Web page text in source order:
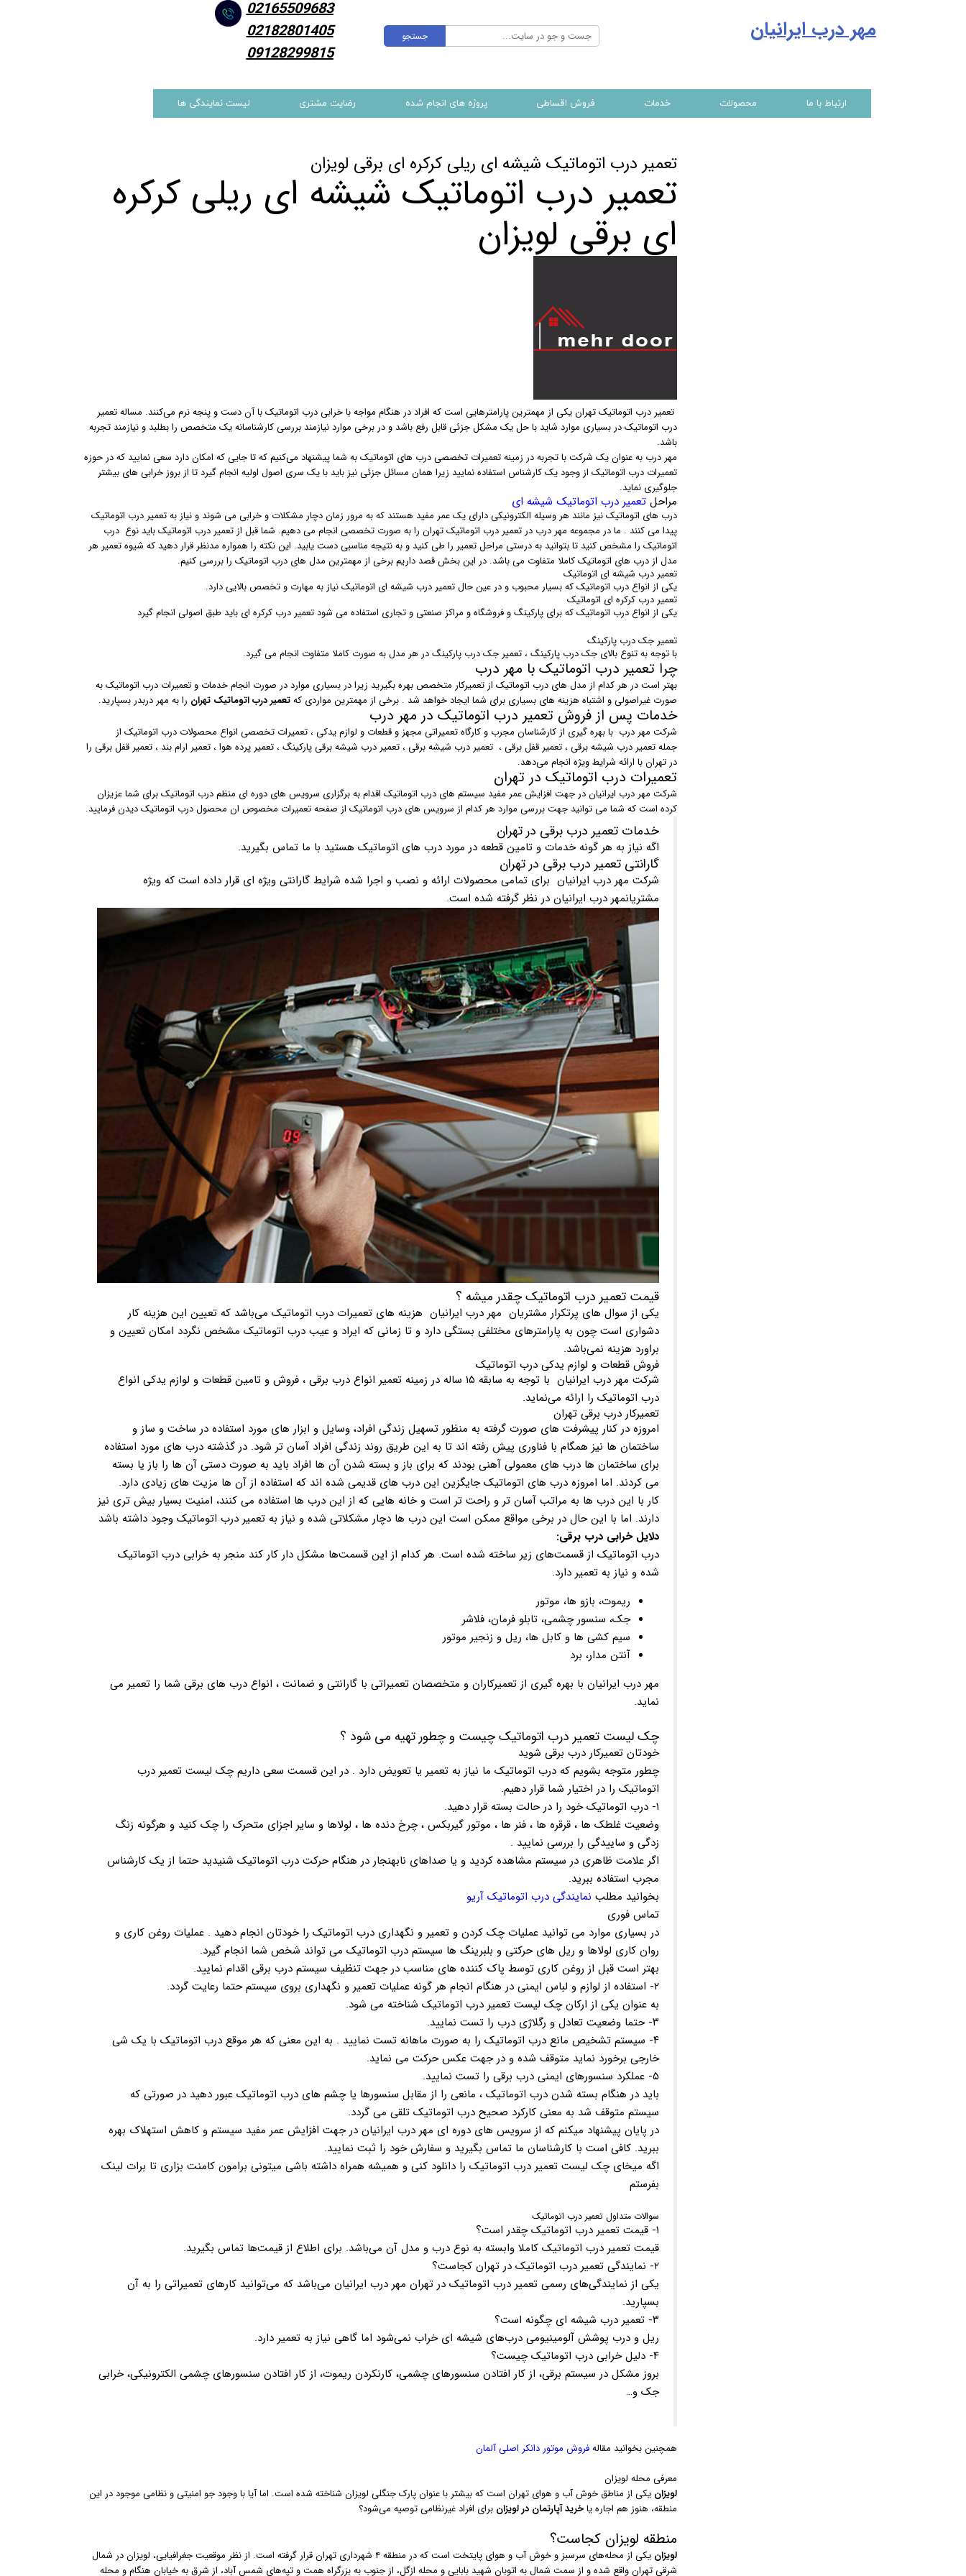
ارتباط با ما محصولات خدمات فروش اقساطی پروژه های انجام شده رضایت مشتری لیست نمایندگی ها
جستجو مهر درب ایرانیان
02165509683
02182801405
09128299815
تعمیر درب اتوماتیک شیشه ای ریلی کرکره ای برقی لویزان
تعمیر درب اتوماتیک شیشه ای ریلی کرکره
ای برقی لویزان
تعمیر درب اتوماتیک تهران یکی از مهمترین پارامترهایی است که افراد در هنگام مواجه با خرابی درب اتوماتیک با آن دست و پنجه نرم می‌کنند. مساله تعمیر
درب اتوماتیک در بسیاری موارد شاید با حل یک مشکل جزئی قابل رفع باشد و در برخی موارد نیازمند بررسی کارشناسانه یک متخصص را بطلبد و نیازمند تجربه
باشد.
مهر درب به عنوان یک شرکت با تجربه در زمینه تعمیرات تخصصی درب های اتوماتیک به شما پیشنهاد می‌کنیم که تا جایی که امکان دارد سعی نمایید که در حوزه
تعمیرات درب اتوماتیک از وجود یک کارشناس استفاده نمایید زیرا همان مسائل جزئی نیز باید با یک سری اصول اولیه انجام گیرد تا از بروز خرابی های بیشتر
جلوگیری نماید.
مراحلتعمیر درب اتوماتیک شیشه ای
درب های اتوماتیک نیز مانند هر وسیله الکترونیکی دارای یک عمر مفید هستند که به مرور زمان دچار مشکلات و خرابی می شوند و نیاز به تعمیر درب اتوماتیک
پیدا می کنند . ما در مجموعه مهر درب در تعمیر درب اتوماتیک تهران را به صورت تخصصی انجام می دهیم. شما قبل از تعمیر درب اتوماتیک باید نوع درب
اتوماتیک را مشخص کنید تا بتوانید به درستی مراحل تعمیر را طی کنید و به نتیجه مناسبی دست یابید. این نکته را همواره مدنظر قرار دهید که شیوه تعمیر هر
مدل از درب های اتوماتیک کاملا متفاوت می باشد. در این بخش قصد داریم برخی از مهمترین مدل های درب اتوماتیک را بررسی کنیم.
تعمیر درب شیشه ای اتوماتیک
یکی از انواع درب اتوماتیک که بسیار محبوب و در عین حال تعمیر درب شیشه ای اتوماتیک نیاز به مهارت و تخصص بالایی دارد.
تعمیر درب کرکره ای اتوماتیک
یکی از انواع درب اتوماتیک که برای پارکینگ و فروشگاه و مراکز صنعتی و تجاری استفاده می شود تعمیر درب کرکره ای باید طبق اصولی انجام گیرد
تعمیر جک درب پارکینگ
با توجه به تنوع بالای جک درب پارکینگ ، تعمیر جک درب پارکینگ در هر مدل به صورت کاملا متفاوت انجام می گیرد.
چرا تعمیر درب اتوماتیک با مهر درب
بهتر است در هر کدام از مدل های درب اتوماتیک از تعمیرکار متخصص بهره بگیرید زیرا در بسیاری موارد در صورت انجام خدمات و تعمیرات درب اتوماتیک به
صورت غیراصولی و اشتباه هزینه های بسیاری برای شما ایجاد خواهد شد . برخی از مهمترین مواردی کهتعمیر درب اتوماتیک تهران را به مهر دربدر بسپارید.
خدمات پس از فروش تعمیر درب اتوماتیک در مهر درب
شرکت مهر درب با بهره گیری از کارشناسان مجرب و کارگاه تعمیراتی مجهز و قطعات و لوازم یدکی ، تعمیرات تخصصی انواع محصولات درب اتوماتیک از
جمله تعمیر درب شیشه برقی ، تعمیر قفل برقی ، تعمیر درب شیشه برقی ، تعمیر درب شیشه برقی پارکینگ ، تعمیر پرده هوا ، تعمیر ارام بند ، تعمیر قفل برقی را
در تهران با ارائه شرایط ویژه انجام می‌دهد.
تعمیرات درب اتوماتیک در تهران
شرکت مهر درب ایرانیان در جهت افزایش عمر مفید سیستم های درب اتوماتیک اقدام به برگزاری سرویس های دوره ای منظم درب اتوماتیک برای شما عزیزان
کرده است که شما می توانید جهت بررسی موارد هر کدام از سرویس های درب اتوماتیک از صفحه تعمیرات مخصوص ان محصول درب اتوماتیک دیدن فرمایید.
خدمات تعمیر درب برقی در تهران
اگه نیاز به هر گونه خدمات و تامین قطعه در مورد درب های اتوماتیک هستید با ما تماس بگیرید.
گارانتی تعمیر درب برقی در تهران
شرکت مهر درب ایرانیان برای تمامی محصولات ارائه و نصب و اجرا شده شرایط گارانتی ویژه ای قرار داده است که ویژه
مشتریانمهر درب ایرانیان در نظر گرفته شده است.
قیمت تعمیر درب اتوماتیک چقدر میشه ؟
یکی از سوال های پرتکرار مشتریان مهر درب ایرانیان هزینه های تعمیرات درب اتوماتیک می‌باشد که تعیین این هزینه کار
دشواری است چون به پارامترهای مختلفی بستگی دارد و تا زمانی که ایراد و عیب درب اتوماتیک مشخص نگردد امکان تعیین و
براورد هزینه نمی‌باشد.
فروش قطعات و لوازم یدکی درب اتوماتیک
شرکت مهر درب ایرانیان با توجه به سابقه ۱۵ ساله در زمینه تعمیر انواع درب برقی ، فروش و تامین قطعات و لوازم یدکی انواع
درب اتوماتیک را ارائه می‌نماید.
تعمیرکار درب برقی تهران
امروزه در کنار پیشرفت های صورت گرفته به منظور تسهیل زندگی افراد، وسایل و ابزار های مورد استفاده در ساخت و ساز و
ساختمان ها نیز همگام با فناوری پیش رفته اند تا به این طریق روند زندگی افراد آسان تر شود. در گذشته درب های مورد استفاده
برای ساختمان ها درب های معمولی آهنی بودند که برای باز و بسته شدن آن ها افراد باید به صورت دستی آن ها را باز یا بسته
می کردند. اما امروزه درب های اتوماتیک جایگزین این درب های قدیمی شده اند که استفاده از آن ها مزیت های زیادی دارد.
کار با این درب ها به مراتب آسان تر و راحت تر است و خانه هایی که از این درب ها استفاده می کنند، امنیت بسیار بیش تری نیز
دارند. اما با این حال در برخی مواقع ممکن است این درب ها دچار مشکلاتی شده و نیاز به تعمیر درب اتوماتیک وجود داشته باشد
دلایل خرابی درب برقی:
درب اتوماتیک از قسمت‌های زیر ساخته شده است. هر کدام از این قسمت‌ها مشکل دار کار کند منجر به خرابی درب اتوماتیک
شده و نیاز به تعمیر دارد.
ریموت، بازو ها، موتور
جک، سنسور چشمی، تابلو فرمان، فلاشر
سیم کشی ها و کابل ها، ریل و زنجیر موتور
آنتن مدار، برد
مهر درب ایرانیان با بهره گیری از تعمیرکاران و متخصصان تعمیراتی با گارانتی و ضمانت ، انواع درب های برقی شما را تعمیر می
نماید.
چک لیست تعمیر درب اتوماتیک چیست و چطور تهیه می شود ؟
خودتان تعمیرکار درب برقی شوید
چطور متوجه بشویم که درب اتوماتیک ما نیاز به تعمیر یا تعویض دارد . در این قسمت سعی داریم چک لیست تعمیر درب
اتوماتیک را در اختیار شما قرار دهیم.
۱- درب اتوماتیک خود را در حالت بسته قرار دهید.
وضعیت غلطک ها ، قرقره ها ، فنر ها ، موتور گیربکس ، چرخ دنده ها ، لولاها و سایر اجزای متحرک را چک کنید و هرگونه زنگ
زدگی و ساییدگی را بررسی نمایید .
اگر علامت ظاهری در سیستم مشاهده کردید و یا صداهای نابهنجار در هنگام حرکت درب اتوماتیک شنیدید حتما از یک کارشناس
مجرب استفاده ببرید.
بخوانید مطلب نمایندگی درب اتوماتیک آریو
تماس فوری
در بسیاری موارد می توانید عملیات چک کردن و تعمیر و نگهداری درب اتوماتیک را خودتان انجام دهید . عملیات روغن کاری و
روان کاری لولاها و ریل های حرکتی و بلبرینگ ها سیستم درب اتوماتیک می تواند شخص شما انجام گیرد.
بهتر است قبل از روغن کاری توسط پاک کننده های مناسب در جهت تنظیف سیستم درب برقی اقدام نمایید.
۲- استفاده از لوازم و لباس ایمنی در هنگام انجام هر گونه عملیات تعمیر و نگهداری بروی سیستم حتما رعایت گردد.
به عنوان یکی از ارکان چک لیست تعمیر درب اتوماتیک شناخته می شود.
۳- حتما وضعیت تعادل و رگلاژی درب را تست نمایید.
۴- سیستم تشخیص مانع درب اتوماتیک را به صورت ماهانه تست نمایید . به این معنی که هر موقع درب اتوماتیک با یک شی
خارجی برخورد نماید متوقف شده و در جهت عکس حرکت می نماید.
۵- عملکرد سنسورهای ایمنی درب برقی را تست نمایید.
باید در هنگام بسته شدن درب اتوماتیک ، مانعی را از مقابل سنسورها یا چشم های درب اتوماتیک عبور دهید در صورتی که
سیستم متوقف شد به معنی کارکرد صحیح درب اتوماتیک تلقی می گردد.
در پایان پیشنهاد میکنم که از سرویس های دوره ای مهر درب ایرانیان در جهت افزایش عمر مفید سیستم و کاهش استهلاک بهره
ببرید. کافی است با کارشناسان ما تماس بگیرید و سفارش خود را ثبت نمایید.
اگه میخای چک لیست تعمیر درب اتوماتیک را دانلود کنی و همیشه همراه داشته باشی میتونی برامون کامنت بزاری تا برات لینک
بفرستم
سوالات متداول تعمیر درب اتوماتیک
۱- قیمت تعمیر درب اتوماتیک چقدر است؟
قیمت تعمیر درب اتوماتیک کاملا وابسته به نوع درب و مدل آن می‌باشد. برای اطلاع از قیمت‌ها تماس بگیرید.
۲- نمایندگی تعمیر درب اتوماتیک در تهران کجاست؟
یکی از نمایندگی‌های رسمی تعمیر درب اتوماتیک در تهران مهر درب ایرانیان می‌باشد که می‌توانید کارهای تعمیراتی را به آن
بسپارید.
۳- تعمیر درب شیشه ای چگونه است؟
ریل و درب پوشش آلومینیومی درب‌های شیشه ای خراب نمی‌شود اما گاهی نیاز به تعمیر دارد.
۴- دلیل خرابی درب اتوماتیک چیست؟
بروز مشکل در سیستم برقی، از کار افتادن سنسورهای چشمی، کارنکردن ریموت، از کار افتادن سنسورهای چشمی الکترونیکی، خرابی
جک و…
همچنین بخوانید مقالهفروش موتور دانکر اصلی آلمان
معرفی محله لویزان
لویزان یکی از مناطق خوش آب و هوای تهران است که بیشتر با عنوان پارک جنگلی لویزان شناخته شده است. اما آیا با وجود جو امنیتی و نظامی موجود در این
منطقه، هنوز هم اجاره یاخرید آپارتمان در لویزان برای افراد غیرنظامی توصیه می‌شود؟
منطقه لویزان کجاست؟
لویزان
یکی از محله‌های سرسبز و خوش آب و هوای پایتخت است که در منطقه ۴ شهرداری تهران قرار گرفته است. از نظر موقعیت جغرافیایی، لویزان در شمال
شرقی تهران واقع شده و از سمت شمال به اتوبان شهید بابایی و محله ازگل، از جنوب به بزرگراه همت و تپه‌های شمس آباد، از شرق به خیابان هنگام و محله